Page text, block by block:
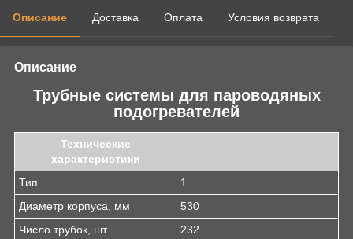
Описание Доставка Оплата Условия возврата
Описание
Трубные системы для пароводяных
подогревателей
Технические
характеристики
Тип
1
Диаметр корпуса, мм
530
Число трубок, шт
232